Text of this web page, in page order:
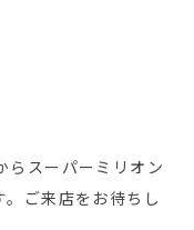
らスーパーミリオン
。ご来店をお待ちし